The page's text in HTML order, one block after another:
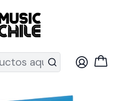
puedes encontrar en el MUT
Guitarras
11-49 EXL115 Daddario